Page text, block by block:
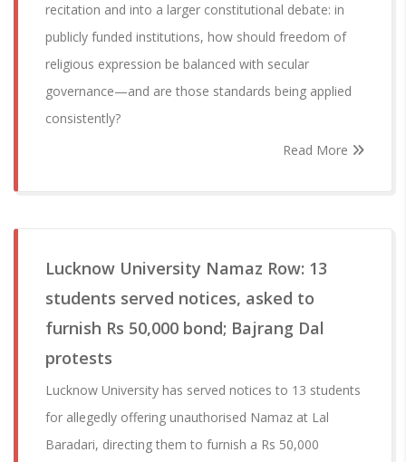
recitation and into a larger constitutional debate: in
publicly funded institutions, how should freedom of
religious expression be balanced with secular
governance—and are those standards being applied
consistently?
Read More
Lucknow University Namaz Row: 13
students served notices, asked to
furnish Rs 50,000 bond; Bajrang Dal
protests
Lucknow University has served notices to 13 students
for allegedly offering unauthorised Namaz at Lal
Baradari, directing them to furnish a Rs 50,000